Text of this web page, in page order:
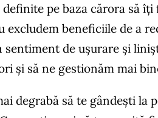
pe baza cărora să
beneficiile de a
de ușurare și
și să ne gestionăm mai
degrabă să te gândești la